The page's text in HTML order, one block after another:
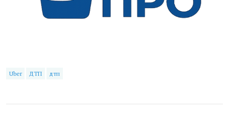
Uber ДТП дтп